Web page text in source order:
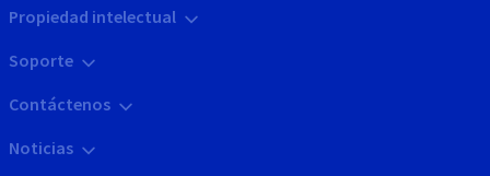
Propiedad intelectual
Soporte
Contáctenos
Noticias